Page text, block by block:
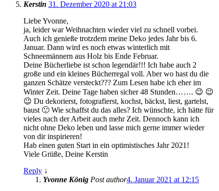
Kerstin 31. Dezember 2020 at 21:03
Liebe Yvonne,
ja, leider war Weihnachten wieder viel zu schnell vorbei.
Auch ich genieße trotzdem meine Deko jedes Jahr bis 6.
Januar. Dann wird es noch etwas winterlich mit
Schneemännern aus Holz bis Ende Februar.
Deine Bücherliebe ist schon legendär!!! Ich habe auch 2
große und ein kleines Bücherregal voll. Aber wo hast du die
ganzen Schätze versteckt??? Zum Lesen habe ich eher im
Winter Zeit. Deine Tage haben sicher 48 Stunden……. 😉 😉
😉 Du dekorierst, fotografierst, kochst, bäckst, liest, gartelst,
baust 🙂 Wie schaffst du das alles? Ich wünschte, ich hätte für
vieles nach der Arbeit auch mehr Zeit. Dennoch kann ich
nicht ohne Deko leben und lasse mich gerne immer wieder
von dir inspirieren!
Hab einen guten Start in ein optimistisches Jahr 2021!
Viele Grüße, Deine Kerstin
Reply ↓
Yvonne König Post author4. Januar 2021 at 12:15